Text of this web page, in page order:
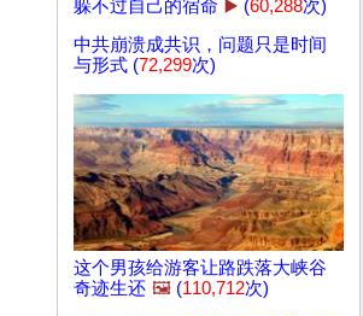
躲不过自己的宿命 ▶️ (60,288次)
中共崩溃成共识，问题只是时间
与形式 (72,299次)
这个男孩给游客让路跌落大峡谷
奇迹生还 🖼️ (110,712次)